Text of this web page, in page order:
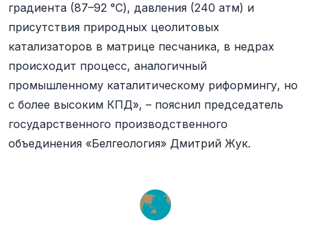
градиента (87–92 °C), давления (240 атм) и
присутствия природных цеолитовых
катализаторов в матрице песчаника, в недрах
происходит процесс, аналогичный
промышленному каталитическому риформингу, но
с более высоким КПД», – пояснил председатель
государственного производственного
объединения «Белгеология» Дмитрий Жук.